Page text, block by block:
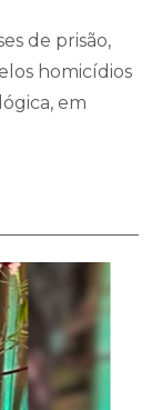
de prisão,
homicídios
em